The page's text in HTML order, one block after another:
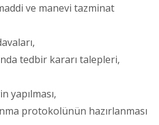
ve manevi tazminat
tedbir kararı talepleri,
yapılması,
protokolünün hazırlanması